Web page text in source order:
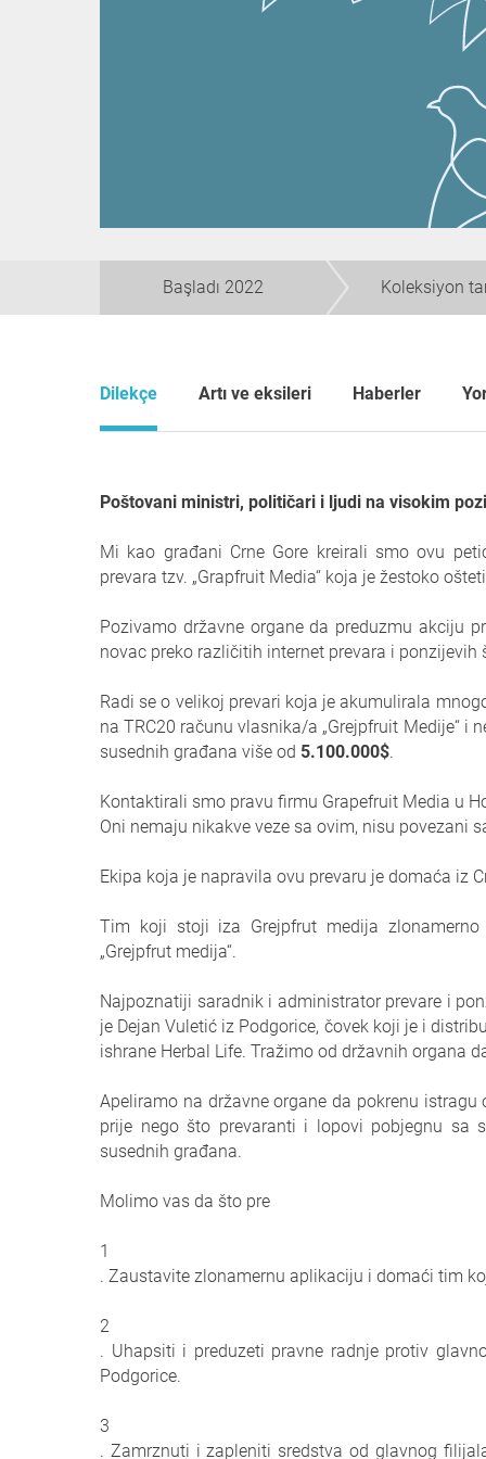
Başladı 2022 Koleksiyon
Dilekçe Artı ve eksileri Haberler
Poštovani ministri, političari i ljudi na visokim
Mi kao građani Crne Gore kreirali smo ovu
prevara tzv. „Grapfruit Media“ koja je žestoko
Pozivamo državne organe da preduzmu akciju
novac preko različitih internet prevara i ponzijevih
Radi se o velikoj prevari koja je akumulirala
na TRC20 računu vlasnika/a „Grejpfruit Medije“
susednih građana više od 5.100.000$.
Kontaktirali smo pravu firmu Grapefruit Media u
Oni nemaju nikakve veze sa ovim, nisu povezani
Ekipa koja je napravila ovu prevaru je domaća iz
Tim koji stoji iza Grejpfrut medija
„Grejpfrut medija“.
Najpoznatiji saradnik i administrator prevare i
je Dejan Vuletić iz Podgorice, čovek koji je i
ishrane Herbal Life. Tražimo od državnih organa
Apeliramo na državne organe da pokrenu
prije nego što prevaranti i lopovi pobjegnu sa
susednih građana.
Molimo vas da što pre
1
. Zaustavite zlonamernu aplikaciju i domaći tim
2
. Uhapsiti i preduzeti pravne radnje protiv
Podgorice.
3
. Zamrznuti i zapleniti sredstva od glavnog